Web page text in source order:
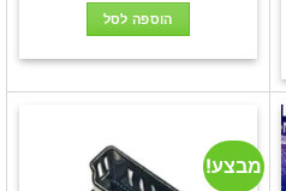
היה:
₪400.00.הוספה לסל
מבצע!